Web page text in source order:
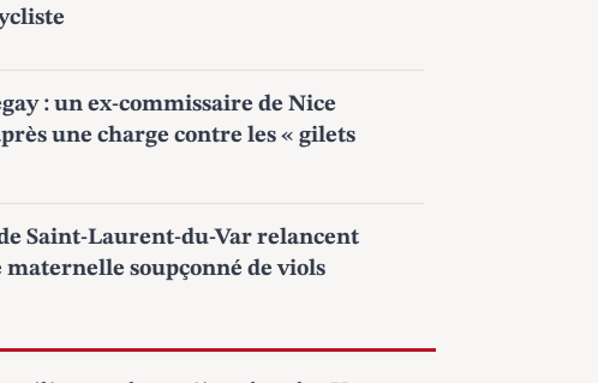
: un ex-commissaire de Nice
une charge contre les « gilets
de Saint-Laurent-du-Var relancent
soupçonné de viols